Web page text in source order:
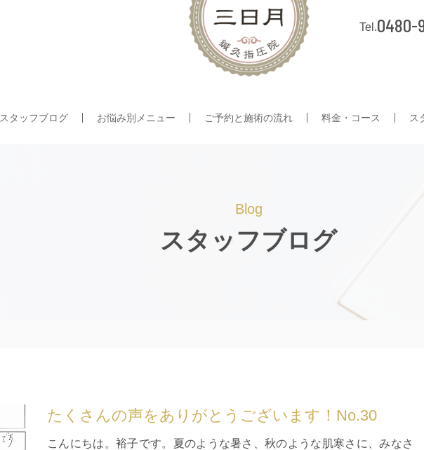
スタッフブログ お悩み別メニュー ご予約と施術の流れ 料金・コース ス
0480-
Blog
スタッフブログ
たくさんの声をありがとうございます！No.30
こんにちは。裕子です。夏のような暑さ、秋のような肌寒さに、みなさ